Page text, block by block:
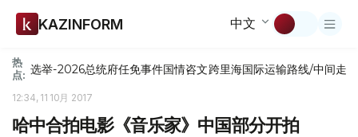
KAZINFORM 中文
热
点: 选举-2026总统府任免事件国情咨文跨里海国际运输路线/中间走廊
12:34, 11 10月 2017
哈中合拍电影《音乐家》中国部分开拍